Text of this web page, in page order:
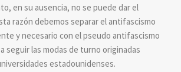
en su ausencia, no se puede dar el
razón debemos separar el antifascismo
y necesario con el pseudo antifascismo
seguir las modas de turno originadas
estadounidenses.